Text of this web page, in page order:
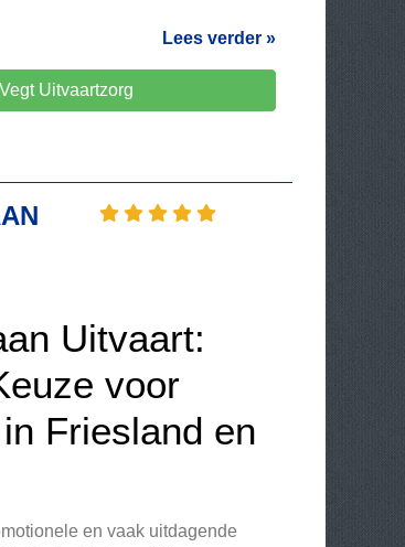
Lees verder »
Uitvaartzorg
Uitvaart:
voor
Friesland en
en vaak uitdagende